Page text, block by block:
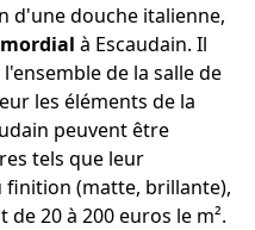
d'une douche italienne,
à Escaudain. Il
de la salle de
les éléments de la
peuvent être
tels que leur
(matte, brillante),
20 à 200 euros le m².